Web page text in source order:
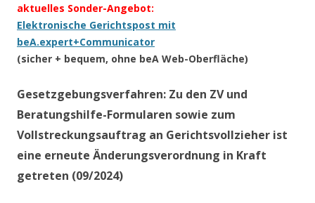
aktuelles Sonder-Angebot:
Elektronische Gerichtspost mit
beA.expert+Communicator
(sicher + bequem, ohne beA Web-Oberfläche)
Gesetzgebungsverfahren: Zu den ZV und
Beratungshilfe-Formularen sowie zum
Vollstreckungsauftrag an Gerichtsvollzieher ist
eine erneute Änderungsverordnung in Kraft
getreten (09/2024)